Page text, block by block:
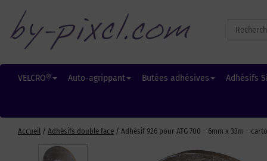
for:
VELCRO® Auto-agrippant Butées adhésives Adhésifs
Accueil / Adhésifs double face / Adhésif 926 pour ATG 700 – 6mm x 33m –